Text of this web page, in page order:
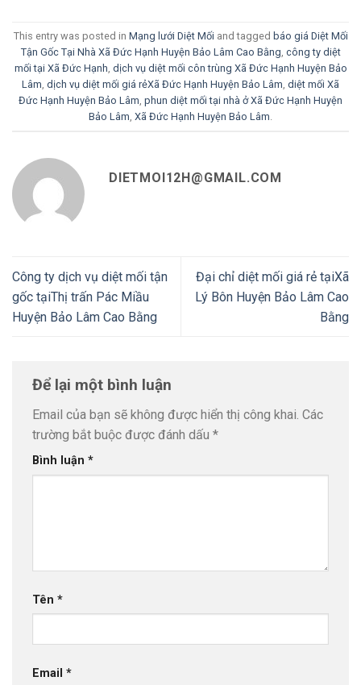
This entry was posted in Mạng lưới Diệt Mối and tagged báo giá Diệt Mối
Tận Gốc Tại Nhà Xã Đức Hạnh Huyện Bảo Lâm Cao Bằng công ty diệt
mối tại Xã Đức Hạnh dịch vụ diệt mối côn trùng Xã Đức Hạnh Huyện Bảo
Lâm dịch vụ diệt mối giá rẻXã Đức Hạnh Huyện Bảo Lâm diệt mối Xã
Đức Hạnh Huyện Bảo Lâm phun diệt mối tại nhà ở Xã Đức Hạnh Huyện
Bảo Lâm Xã Đức Hạnh Huyện Bảo Lâm
DIETMOI12H@GMAIL.COM
Công ty dịch vụ diệt mối tận
gốc tạiThị trấn Pác Miầu
Huyện Bảo Lâm Cao Bằng
Đại chỉ diệt mối giá rẻ tạiXã
Lý Bôn Huyện Bảo Lâm Cao
Bằng
Để lại một bình luận
Email của bạn sẽ không được hiển thị công khai. Các
trường bắt buộc được đánh dấu *
Bình luận *
Tên *
Email *